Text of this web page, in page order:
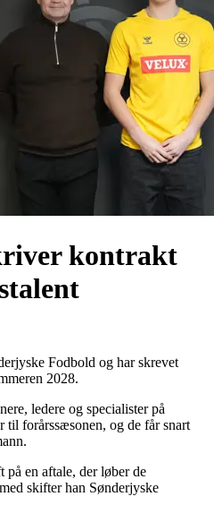
kontrakt
Fodbold og har skrevet
2028.
ledere og specialister på
til forårssæsonen, og de får snart
på en aftale, der løber de
skifter han Sønderjyske